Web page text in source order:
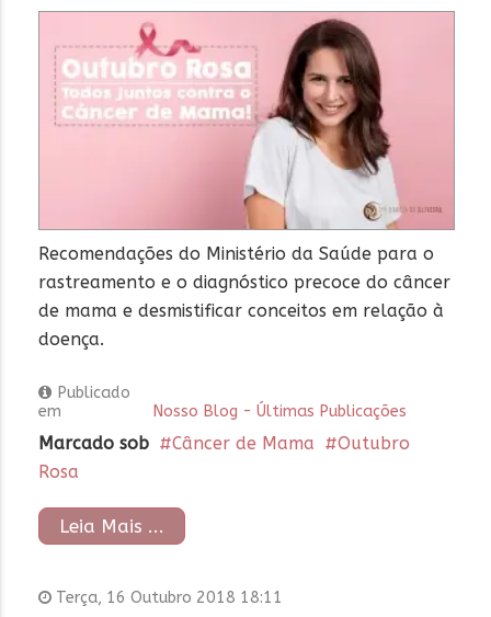
Recomendações do Ministério da Saúde para o
rastreamento e o diagnóstico precoce do câncer
de mama e desmistificar conceitos em relação à
doença.
Publicado
em
Nosso Blog - Últimas Publicações
Marcado sob Câncer de Mama
Outubro
Rosa
Leia Mais ...
Terça, 16 Outubro 2018 18:11